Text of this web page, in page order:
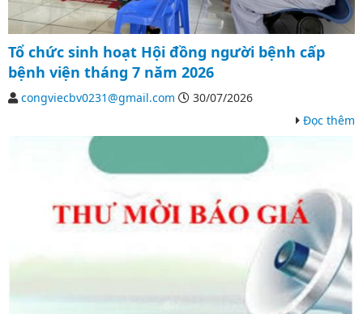
Tổ chức sinh hoạt Hội đồng người bệnh cấp
bệnh viện tháng 7 năm 2026
congviecbv0231@gmail.com
30/07/2026
Đọc thêm